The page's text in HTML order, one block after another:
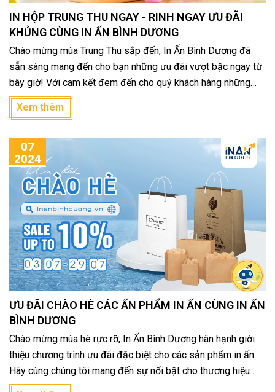
IN HỘP TRUNG THU NGAY - RINH NGAY ƯU ĐÃI
KHỦNG CÙNG IN ẤN BÌNH DƯƠNG
Chào mừng mùa Trung Thu sắp đến, In Ấn Bình Dương đã
sẵn sàng mang đến cho bạn những ưu đãi vượt bậc ngay từ
bây giờ! Với cam kết đem đến cho quý khách hàng những
sản phẩm chất lượng và dịch vụ tận tình, chúng tôi hân hạnh
giới thiệu đến bạn những lựa chọn đa dạng và phù hợp nhất.
Xem thêm
ƯU ĐÃI CHÀO HÈ CÁC ẤN PHẨM IN ẤN CÙNG IN ẤN
BÌNH DƯƠNG
Chào mừng mùa hè rực rỡ, In Ấn Bình Dương hân hạnh giới
thiệu chương trình ưu đãi đặc biệt cho các sản phẩm in ấn.
Hãy cùng chúng tôi mang đến sự nổi bật cho thương hiệu
của bạn với các ấn phẩm chất lượng cao và giá cả hợp lý!
07
2024